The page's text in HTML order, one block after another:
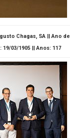
Chagas, SA || Ano de
03/1905 || Anos: 117